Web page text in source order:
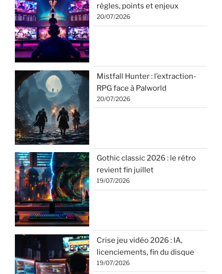
règles, points et enjeux
20/07/2026
Mistfall Hunter : l’extraction-
RPG face à Palworld
20/07/2026
Gothic classic 2026 : le rétro
revient fin juillet
19/07/2026
Crise jeu vidéo 2026 : IA,
licenciements, fin du disque
19/07/2026